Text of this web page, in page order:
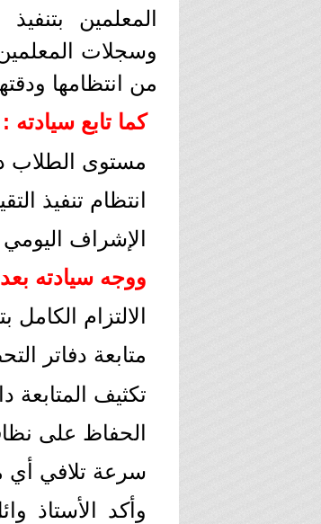
المعلمين
وسجلات
من انتظامها
كما تابع سيادته :
مستوى الطلاب
انتظام تنفيذ
الإشراف
ووجه سيادته
الالتزام
متابعة دفاتر
تكثيف
الحفاظ على
سرعة تلافي أي
وأكد الأستاذ